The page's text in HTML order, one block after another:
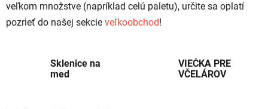
veľkom množstve (napríklad celú paletu), určite sa oplatí
pozrieť do našej sekcie veľkoobchod!
Sklenice na
med
VIEČKA PRE
VČELÁROV